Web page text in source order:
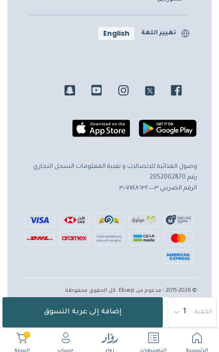
الرئيسية التصنيفات رواد حساب
0
السلة
الكمية إضافة إلى عربة التسوق
تغيير اللغة English
وصول الغذائية للاتصالات و تقنية المعلومات السجل التجاري
رقم 2052002870
الرقم الضريبي ٣٠٠٧٧٤٨٦٣٢٠٠٠٠٣
© 2015-2026 - مدعوم من Ekuep. كل الحقوق محفوظة